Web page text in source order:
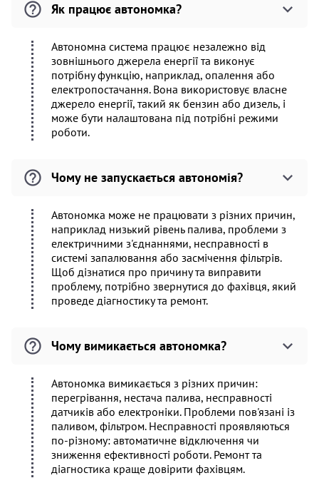
Як працює автономка?
Автономна система працює незалежно від
зовнішнього джерела енергії та виконує
потрібну функцію, наприклад, опалення або
електропостачання. Вона використовує власне
джерело енергії, такий як бензин або дизель, і
може бути налаштована під потрібні режими
роботи.
Чому не запускається автономія?
Автономка може не працювати з різних причин,
наприклад низький рівень палива, проблеми з
електричними з'єднаннями, несправності в
системі запалювання або засмічення фільтрів.
Щоб дізнатися про причину та виправити
проблему, потрібно звернутися до фахівця, який
проведе діагностику та ремонт.
Чому вимикається автономка?
Автономка вимикається з різних причин:
перегрівання, нестача палива, несправності
датчиків або електроніки. Проблеми пов'язані із
паливом, фільтром. Несправності проявляються
по-різному: автоматичне відключення чи
зниження ефективності роботи. Ремонт та
діагностика краще довірити фахівцям.